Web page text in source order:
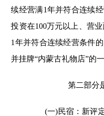
续经营满1年并符合连续
投资在100万元以上、营
1年并符合连续经营条件
并挂牌“内蒙古礼物店”的
第二部分
(一)民宿：新评定